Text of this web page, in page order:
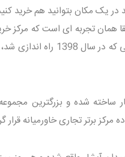
در یک مکان بتوانید هم خرید
همان تجربه ای است که مرکز
به ارمغان می آورد. این
ساخته شده و بزرگترین